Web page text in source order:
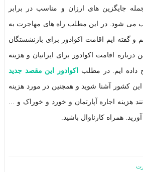
جایگزین های ارزان و مناسب در برابر
می شود. در این مطلب راه های مهاجرت به
و گفته ایم اقامت اکوادور برای بازنشستگان
اقامت اکوادور برای ایرانیان و هزینه
داده ایم. در مطلب اکوادور این مقصد جدید
این کشور آشنا شوید و همچنین در مورد هزینه
هزینه اجاره آپارتمان و خورد و خوراک و ...
همراه کارناوال باشید.